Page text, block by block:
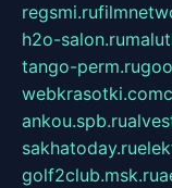
regsmi.ru
h2o-salon.ru
tango-perm.ru
webkrasotki.com
ankou.spb.ru
sakhatoday.ru
golf2club.msk.ru